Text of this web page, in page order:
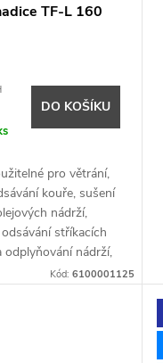
TF-L 160
DO KOŠÍKU
pro větrání,
kouře, sušení
nádrží,
stříkacích
odplyňování nádrží,
Kód: 6100001125